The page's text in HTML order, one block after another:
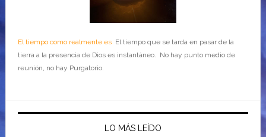
El tiempo como realmente esEl tiempo que se tarda en pasar de la
tierra a la presencia de Dios es instantáneo. No hay punto medio de
reunión, no hay Purgatorio.
LO MÁS LEÍDO